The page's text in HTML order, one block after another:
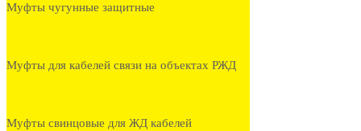
Муфты чугунные защитные
Муфты для кабелей связи на объектах РЖД
Муфты свинцовые для ЖД кабелей